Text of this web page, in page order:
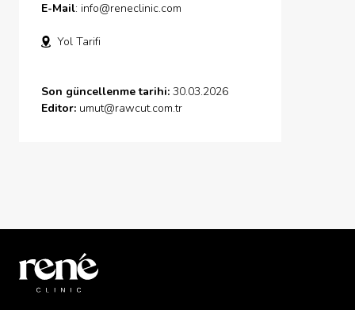
E-Mail: info@reneclinic.com
Yol Tarifi
Son güncellenme tarihi: 30.03.2026
Editor: umut@rawcut.com.tr